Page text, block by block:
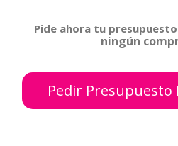
Pide ahora tu presupuesto
ningún
Pedir Presupuesto